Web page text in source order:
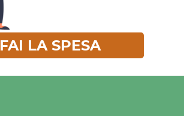
FAI LA SPESA